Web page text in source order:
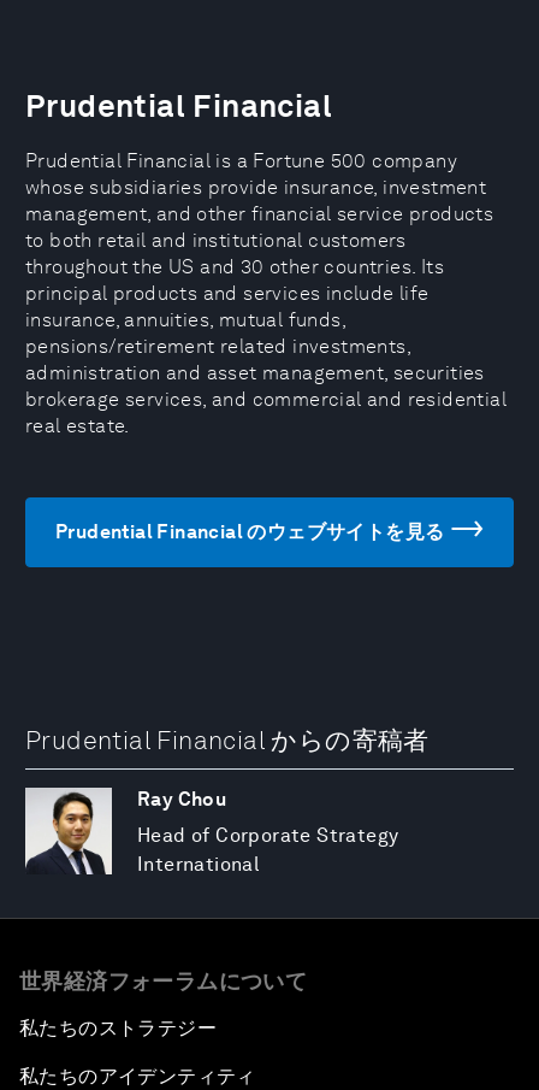
Prudential Financial
Prudential Financial is a Fortune 500 company
whose subsidiaries provide insurance, investment
management, and other financial service products
to both retail and institutional customers
throughout the US and 30 other countries. Its
principal products and services include life
insurance, annuities, mutual funds,
pensions/retirement related investments,
administration and asset management, securities
brokerage services, and commercial and residential
real estate.
Prudential Financial のウェブサイトを見る
Prudential Financial からの寄稿者
Ray Chou
Head of Corporate Strategy
International
世界経済フォーラムについて
私たちのストラテジー
私たちのアイデンティティ